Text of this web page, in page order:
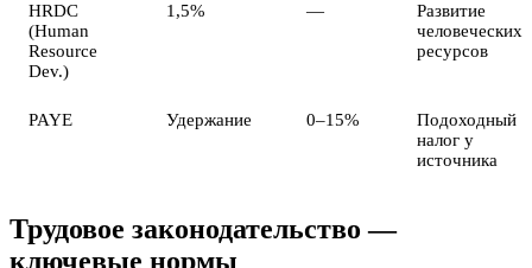
HRDC
(Human
Resource
Dev.)
1,5% —
Развитие
человеческих
ресурсов
PAYE Удержание 0–15%
Подоходный
налог у
источника
Трудовое законодательство —
ключевые нормы